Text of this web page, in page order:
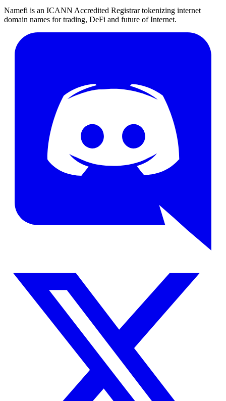
Namefi is an ICANN Accredited Registrar tokenizing internet
domain names for trading, DeFi and future of Internet.